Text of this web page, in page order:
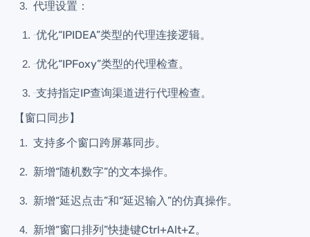
代理设置：
优化“IPIDEA”类型的代理连接逻辑。
优化“IPFoxy”类型的代理检查。
支持指定IP查询渠道进行代理检查。
【窗口同步】
支持多个窗口跨屏幕同步。
新增“随机数字”的文本操作。
新增“延迟点击”和“延迟输入”的仿真操作。
新增“窗口排列”快捷键Ctrl+Alt+Z。